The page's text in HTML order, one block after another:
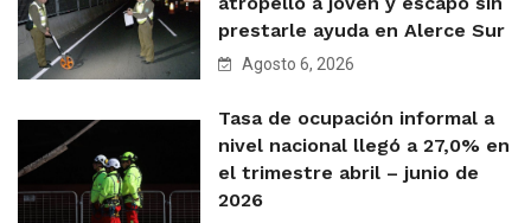
prestarle ayuda en Alerce Sur
Agosto 6, 2026
Tasa de ocupación informal a
nivel nacional llegó a 27,0% en
el trimestre abril – junio de
2026